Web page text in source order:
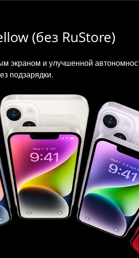
(без RuStore)
экраном и улучшенной
подзарядки.